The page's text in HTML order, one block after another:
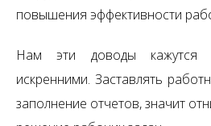
повышения эффективности
Нам эти доводы кажутся
искренними. Заставлять
заполнение отчетов, значит